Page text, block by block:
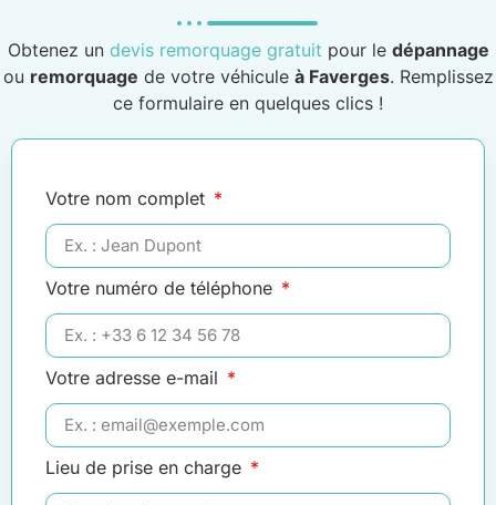
Obtenez un devis remorquage gratuit pour le dépannage
ou remorquage de votre véhicule à Faverges. Remplissez
ce formulaire en quelques clics !
Votre nom complet
Votre numéro de téléphone
Votre adresse e-mail
Lieu de prise en charge